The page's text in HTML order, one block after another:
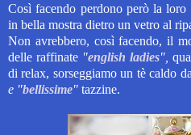
Così facendo perdono però la
in bella mostra dietro un vetro al
Non avrebbero, così facendo, il
delle raffinate "english ladies",
di relax, sorseggiamo un tè caldo
e "bellissime" tazzine.